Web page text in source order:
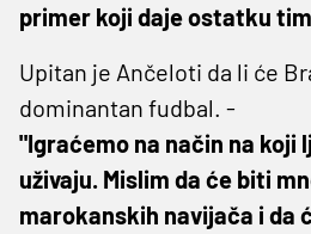
primer koji daje ostatku
Upitan je Ančeloti da li će
dominantan fudbal. -
"Igraćemo na način na koji
uživaju. Mislim da će biti
marokanskih navijača i da